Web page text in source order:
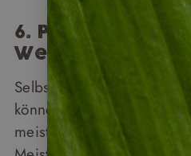
6. Panama Kanal
Weltwunder
Selbst Menschen mit
können sich der
meist nicht entziehen. Der